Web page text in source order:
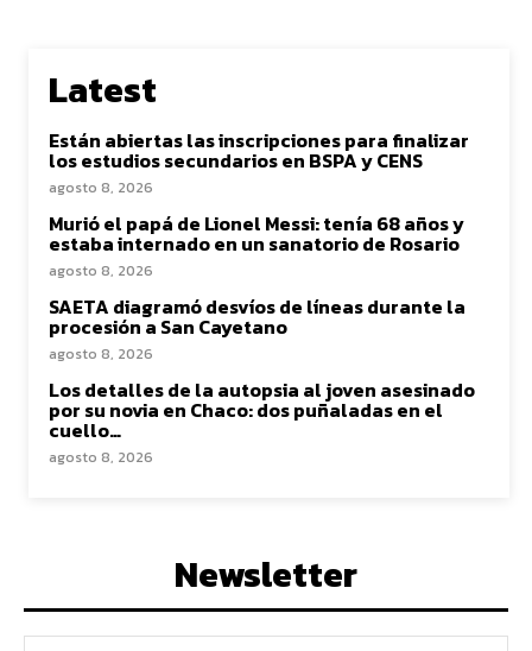
Latest
Están abiertas las inscripciones para finalizar
los estudios secundarios en BSPA y CENS
agosto 8, 2026
Murió el papá de Lionel Messi: tenía 68 años y
estaba internado en un sanatorio de Rosario
agosto 8, 2026
SAETA diagramó desvíos de líneas durante la
procesión a San Cayetano
agosto 8, 2026
Los detalles de la autopsia al joven asesinado
por su novia en Chaco: dos puñaladas en el
cuello…
agosto 8, 2026
Newsletter